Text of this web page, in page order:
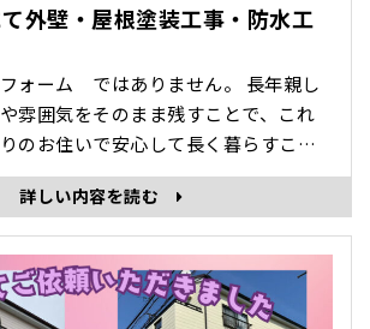
外壁・屋根塗装工事・防水工
ーム ではありません。 長年親し
雰囲気をそのまま残すことで、これ
のお住いで安心して長く暮らすこと
費も抑えることができます。
詳しい内容を読む